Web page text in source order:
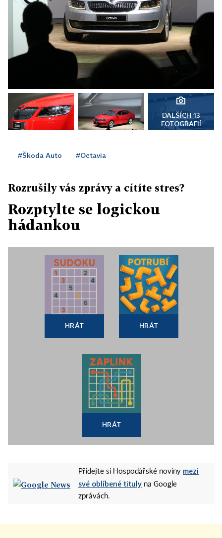
DALŠÍCH 13
FOTOGRAFIÍ
#Škoda Auto #Octavia
Rozrušily vás zprávy a cítíte stres?
Rozptylte se logickou
hádankou
HRÁT HRÁT
HRÁT
Přidejte si Hospodářské noviny mezi
své oblíbené tituly na Google
zprávách.